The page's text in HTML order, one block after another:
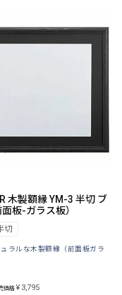
木製額縁 YM-3 半切 ブ
板-ガラス板）
切
ラルな木製額縁（前面板ガラ
価格 ¥ 3,795